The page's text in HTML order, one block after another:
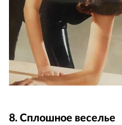
8. Сплошное веселье